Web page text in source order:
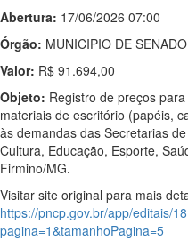
Abertura: 17/06/2026 07:00
Órgão: MUNICIPIO DE
Valor: R$ 91.694,00
Objeto: Registro de preços
materiais de escritório (papéis,
às demandas das Secretarias
Cultura, Educação, Esporte,
Firmino/MG.
Visitar site original para mais
https://pncp.gov.br/app/editais/
pagina=1&tamanhoPagina=5